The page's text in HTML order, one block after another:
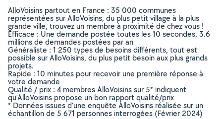
AlloVoisins partout en France : 35 000 communes
représentées sur AlloVoisins, du plus petit village à la plus
grande ville, trouvez un membre à proximité de chez vous !
Efficace : Une demande postée toutes les 10 secondes, 3.6
millions de demandes postées par an
Généraliste : 1 250 types de besoins différents, tout est
possible sur AlloVoisins, du plus petit besoin aux plus grands
projets.
Rapide : 10 minutes pour recevoir une première réponse à
votre demande
Qualité / prix : 4 membres AlloVoisins sur 5* indiquent
qu’AlloVoisins propose un bon rapport qualité/prix
* Données issues d’une enquête AlloVoisins réalisée sur un
échantillon de 5 671 personnes interrogées (Février 2024)